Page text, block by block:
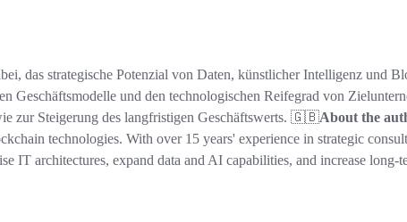
das strategische Potenzial von Daten, künstlicher Intelligenz und
Geschäftsmodelle und den technologischen Reifegrad von
zur Steigerung des langfristigen Geschäftswerts. 🇬🇧About the
technologies. With over 15 years' experience in strategic
architectures, expand data and AI capabilities, and increase long-